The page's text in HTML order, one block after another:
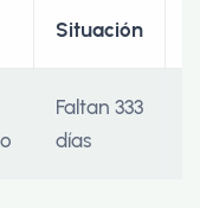
Situación
Faltan 333
días